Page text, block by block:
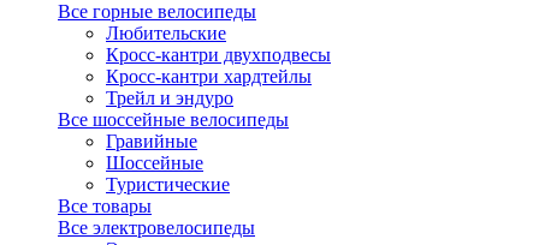
Все горные велосипеды
Любительские
Кросс-кантри двухподвесы
Кросс-кантри хардтейлы
Трейл и эндуро
Все шоссейные велосипеды
Гравийные
Шоссейные
Туристические
Все товары
Все электровелосипеды